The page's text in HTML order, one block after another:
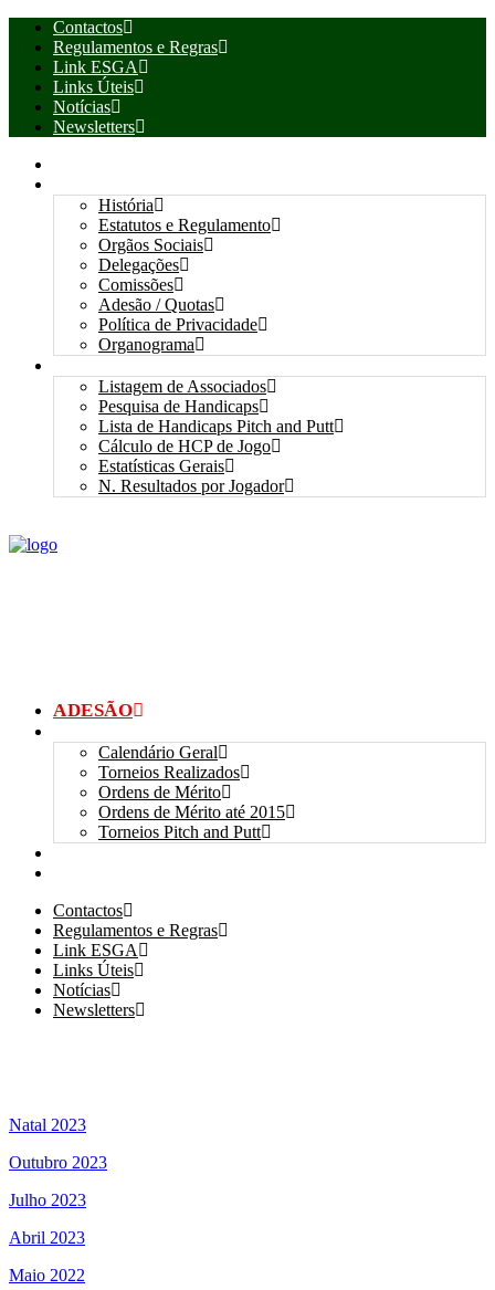
Contactos
Regulamentos e Regras
Link ESGA
Links Úteis
Notícias
Newsletters
História
Estatutos e Regulamento
Orgãos Sociais
Delegações
Comissões
Adesão / Quotas
Política de Privacidade
Organograma
Listagem de Associados
Pesquisa de Handicaps
Lista de Handicaps Pitch and Putt
Cálculo de HCP de Jogo
Estatísticas Gerais
N. Resultados por Jogador
ADESÃO
Calendário Geral
Torneios Realizados
Ordens de Mérito
Ordens de Mérito até 2015
Torneios Pitch and Putt
Contactos
Regulamentos e Regras
Link ESGA
Links Úteis
Notícias
Newsletters
Natal 2023
Outubro 2023
Julho 2023
Abril 2023
Maio 2022